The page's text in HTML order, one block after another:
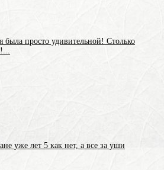
была просто удивительной! Столько
уже лет 5 как нет, а все за уши